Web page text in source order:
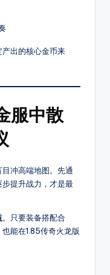
出的核心金币来
服中散
冲高端地图。先通
提升战力，才是最
。只要装备搭配合
能在1.85传奇火龙版